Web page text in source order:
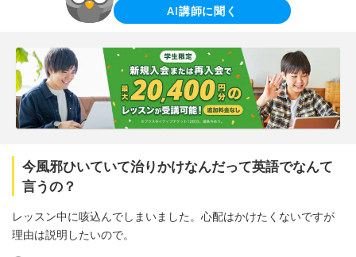
AI講師に聞く
今風邪ひいていて治りかけなんだって英語でなんて
言うの？
レッスン中に咳込んでしまいました。心配はかけたくないですが
理由は説明したいので。